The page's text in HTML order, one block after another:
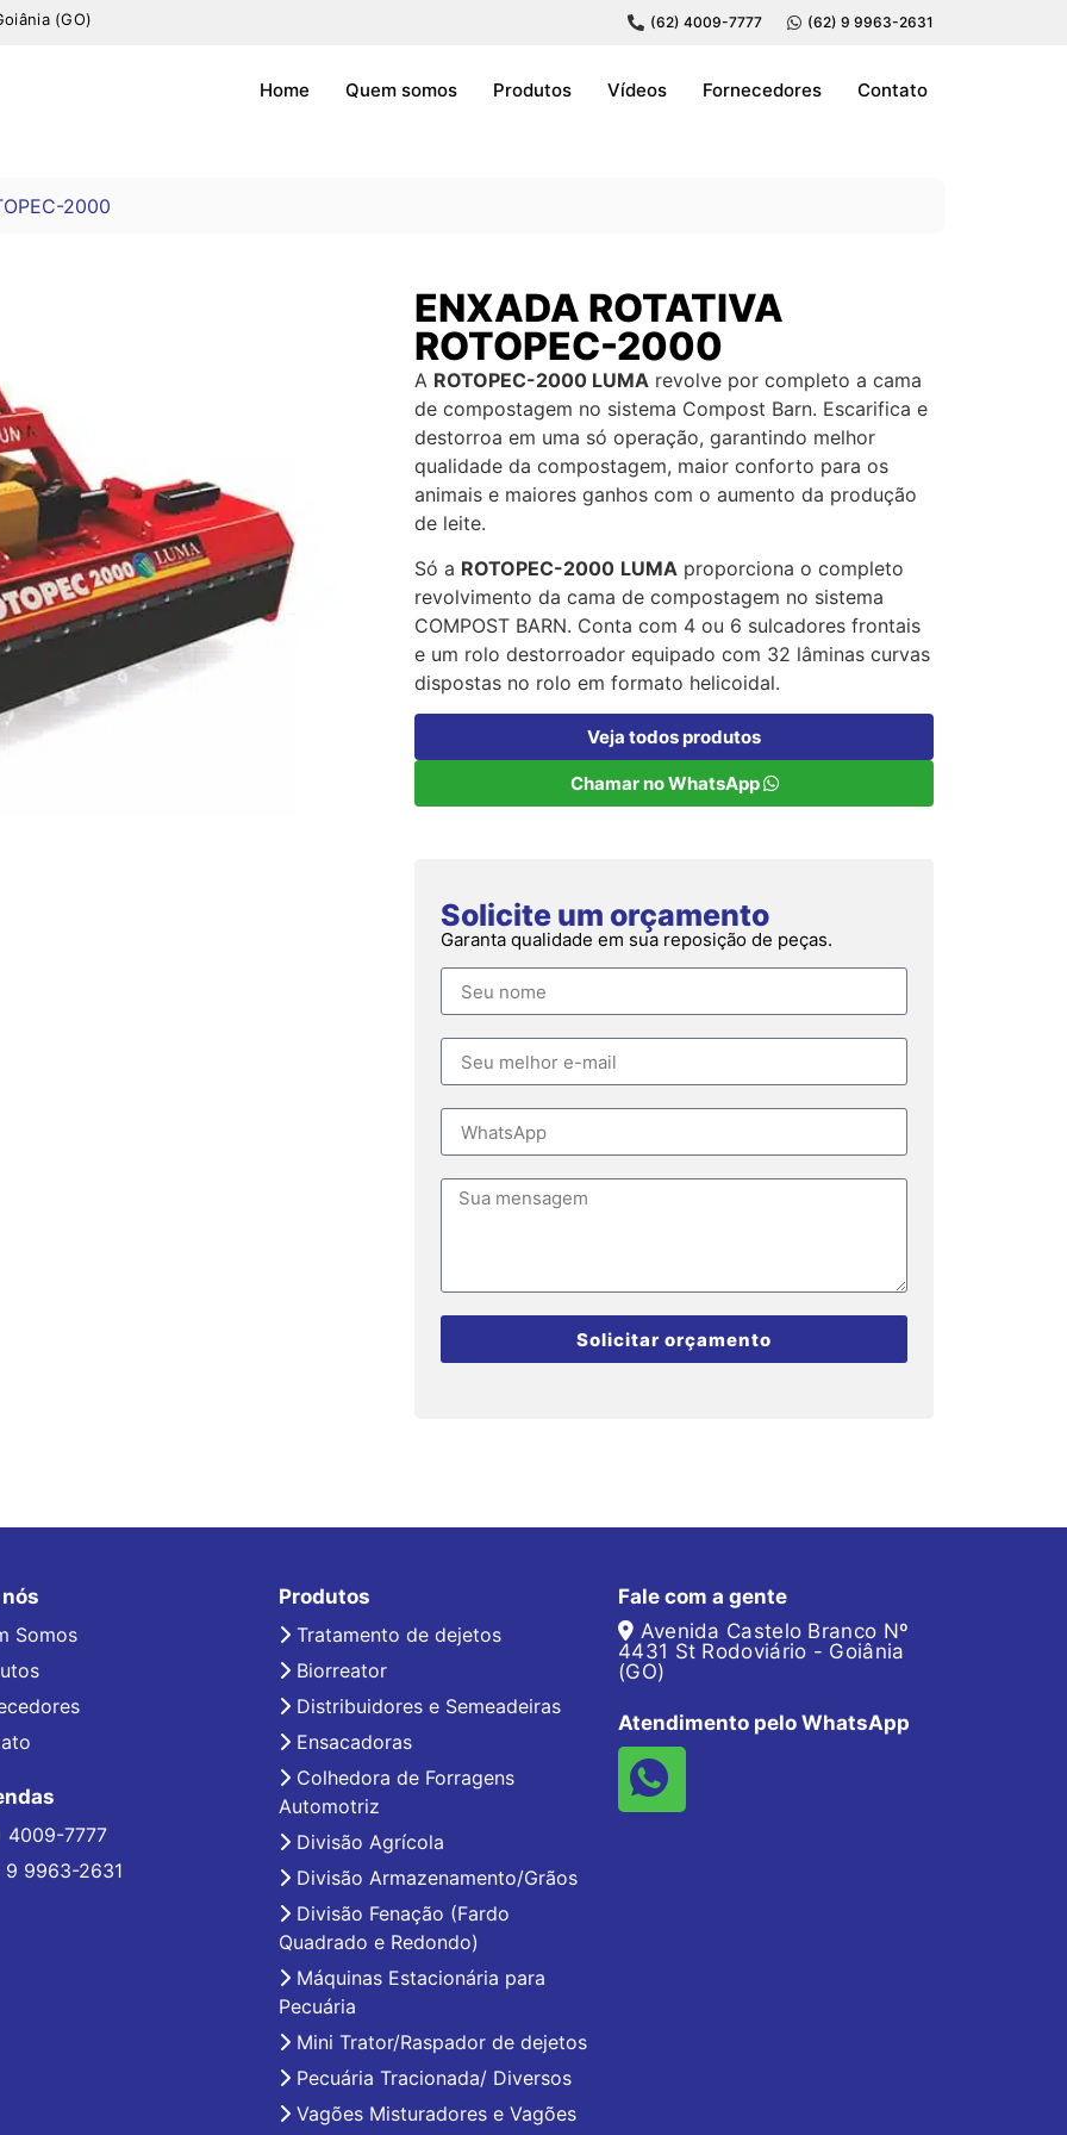
(GO) (62) 4009-7777 (62) 9 9963-2631
Home Quem somos Produtos Vídeos Fornecedores Contato
2000
ENXADA ROTATIVA
ROTOPEC-2000
A ROTOPEC-2000 LUMA revolve por completo a cama
de compostagem no sistema Compost Barn. Escarifica e
destorroa em uma só operação, garantindo melhor
qualidade da compostagem, maior conforto para os
animais e maiores ganhos com o aumento da produção
de leite.
Só a ROTOPEC-2000 LUMA proporciona o completo
revolvimento da cama de compostagem no sistema
COMPOST BARN. Conta com 4 ou 6 sulcadores frontais
e um rolo destorroador equipado com 32 lâminas curvas
dispostas no rolo em formato helicoidal.
Veja todos produtos
Chamar no WhatsApp
Solicite um orçamento
Garanta qualidade em sua reposição de peças.
Solicitar orçamento
Somos
4009-7777
9 9963-2631
Produtos
Tratamento de dejetos
Biorreator
Distribuidores e Semeadeiras
Ensacadoras
Colhedora de Forragens
Automotriz
Divisão Agrícola
Divisão Armazenamento/Grãos
Divisão Fenação (Fardo
Quadrado e Redondo)
Máquinas Estacionária para
Pecuária
Mini Trator/Raspador de dejetos
Pecuária Tracionada/ Diversos
Vagões Misturadores e Vagões
Fale com a gente
Avenida Castelo Branco Nº
4431 St Rodoviário - Goiânia
(GO)
Atendimento pelo WhatsApp